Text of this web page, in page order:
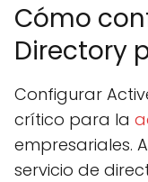
Cómo
Directory
Configurar
crítico para la
empresariales.
servicio de